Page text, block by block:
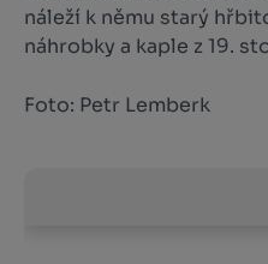
náleží k němu starý
náhrobky a kaple z 19.
Foto: Petr Lemberk